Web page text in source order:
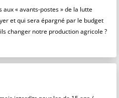
« avants-postes » de la lutte
et qui sera épargné par le budget
changer notre production agricole ?